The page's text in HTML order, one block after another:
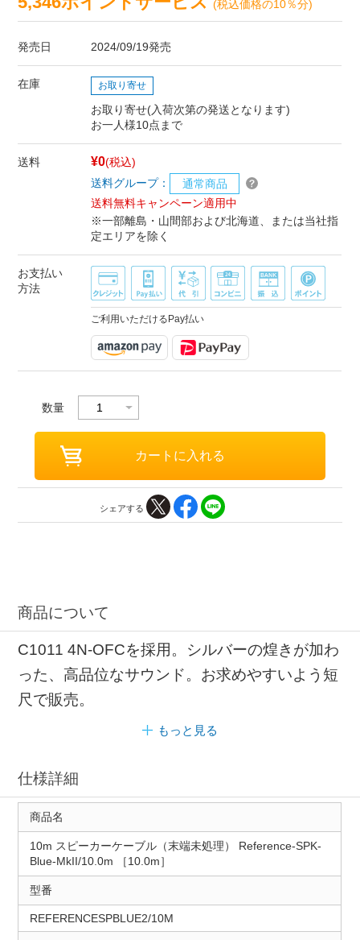
(税込価格の10％分)
発売日 2024/09/19発売
在庫 お取り寄せ
お取り寄せ(入荷次第の発送となります)
お一人様10点まで
送料 ¥0(税込)
送料グループ：
通常商品
送料無料キャンペーン適用中
※一部離島・山間部および北海道、または当社指
定エリアを除く
お支払い
方法
ご利用いただけるPay払い
数量
シェアする
商品について
C1011 4N-OFCを採用。シルバーの煌きが加わ
った、高品位なサウンド。お求めやすいよう短
尺で販売。
もっと見る
仕様詳細
商品名
10m スピーカーケーブル（末端未処理） Reference-SPK-
Blue-MkII/10.0m ［10.0m］
型番
REFERENCESPBLUE2/10M